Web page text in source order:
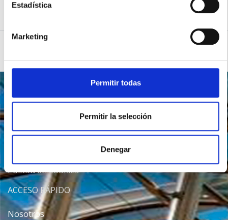
Estadística
Marketing
Permitir todas
Permitir la selección
Denegar
Política de Privacidad
Politica de Cookies
ACCESO RÁPIDO
Nosotros